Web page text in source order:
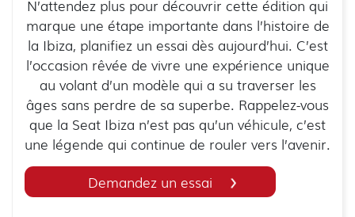
N’attendez plus pour découvrir cette édition qui
marque une étape importante dans l’histoire de
la Ibiza, planifiez un essai dès aujourd’hui. C’est
l’occasion rêvée de vivre une expérience unique
au volant d’un modèle qui a su traverser les
âges sans perdre de sa superbe. Rappelez-vous
que la Seat Ibiza n’est pas qu’un véhicule, c’est
une légende qui continue de rouler vers l’avenir.
Demandez un essai